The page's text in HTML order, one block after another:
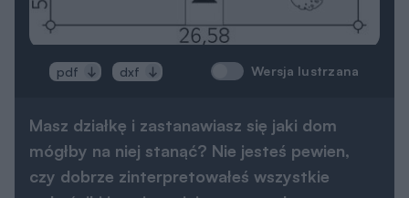
pdf dxf Wersja lustrzana
Masz działkę i zastanawiasz się jaki dom
mógłby na niej stanąć? Nie jesteś pewien,
czy dobrze zinterpretowałeś wszystkie